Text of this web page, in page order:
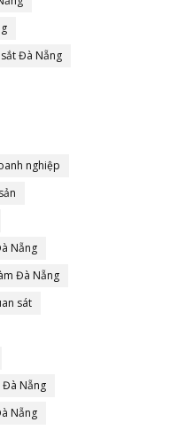
Đà Nẵng
nghiệp
Nẵng
Đà Nẵng
sát
Đà Nẵng
Nẵng